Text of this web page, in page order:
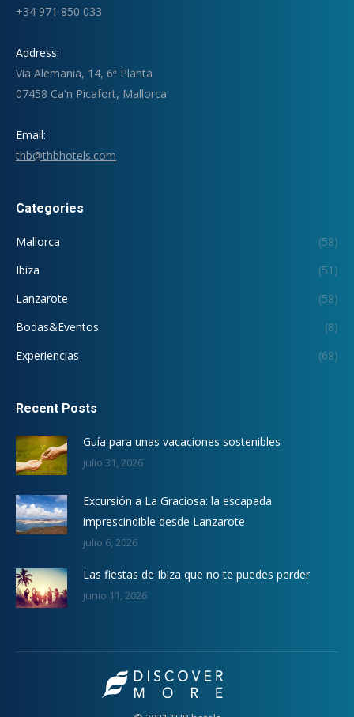
+34 971 850 033
Address:
Via Alemania, 14, 6ª Planta
07458 Ca'n Picafort, Mallorca
Email:
thb@thbhotels.com
Categories
Mallorca
(58)
Ibiza
(51)
Lanzarote
(58)
Bodas&Eventos
(8)
Experiencias
(68)
Recent Posts
Guía para unas vacaciones sostenibles
julio 31, 2026
Excursión a La Graciosa: la escapada
imprescindible desde Lanzarote
julio 6, 2026
Las fiestas de Ibiza que no te puedes perder
junio 11, 2026